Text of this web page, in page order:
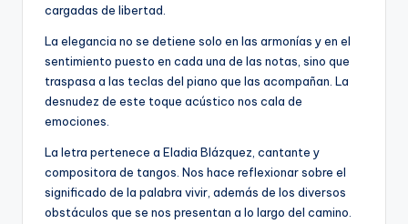
cargadas de libertad.
La elegancia no se detiene solo en las armonías y en el
sentimiento puesto en cada una de las notas, sino que
traspasa a las teclas del piano que las acompañan. La
desnudez de este toque acústico nos cala de
emociones.
La letra pertenece a Eladia Blázquez, cantante y
compositora de tangos. Nos hace reflexionar sobre el
significado de la palabra vivir, además de los diversos
obstáculos que se nos presentan a lo largo del camino.